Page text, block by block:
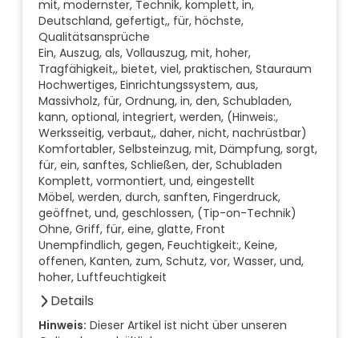
mit, modernster, Technik, komplett, in,
Deutschland, gefertigt,, für, höchste,
Qualitätsansprüche
Ein, Auszug, als, Vollauszug, mit, hoher,
Tragfähigkeit,, bietet, viel, praktischen, Stauraum
Hochwertiges, Einrichtungssystem, aus,
Massivholz, für, Ordnung, in, den, Schubladen,
kann, optional, integriert, werden, (Hinweis:,
Werksseitig, verbaut,, daher, nicht, nachrüstbar)
Komfortabler, Selbsteinzug, mit, Dämpfung, sorgt,
für, ein, sanftes, Schließen, der, Schubladen
Komplett, vormontiert, und, eingestellt
Möbel, werden, durch, sanften, Fingerdruck,
geöffnet, und, geschlossen, (Tip-on-Technik)
Ohne, Griff, für, eine, glatte, Front
Unempfindlich, gegen, Feuchtigkeit:, Keine,
offenen, Kanten, zum, Schutz, vor, Wasser, und,
hoher, Luftfeuchtigkeit
Details
Anzahl der Fächer (Stück)
Hinweis: Dieser Artikel ist nicht über unseren